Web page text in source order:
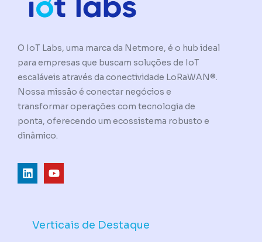
O IoT Labs, uma marca da Netmore, é o hub ideal
para empresas que buscam soluções de IoT
escaláveis através da conectividade LoRaWAN®.
Nossa missão é conectar negócios e
transformar operações com tecnologia de
ponta, oferecendo um ecossistema robusto e
dinâmico.
L
i
d
Y
o
b
Verticais de Destaque